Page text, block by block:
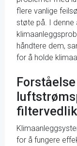
flere vanlige
støte på. I denne
håndtere dem,
for å holde
for å fungere